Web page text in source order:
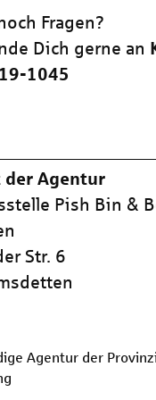
Fragen?
Dich gerne an
1045
der Agentur
Pish Bin &
Str. 6
Agentur der